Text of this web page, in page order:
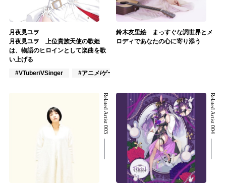
月夜見ユヲ
月夜見ユヲ 上位貴族天使の歌姫
は、物語のヒロインとして楽曲を歌
い上げる
#VTuber/VSinger
#アニメ/ゲーム
鈴木友里絵 まっすぐな詞世界とメ
ロディであなたの心に寄り添う
Related Artist 003 Related Artist 004